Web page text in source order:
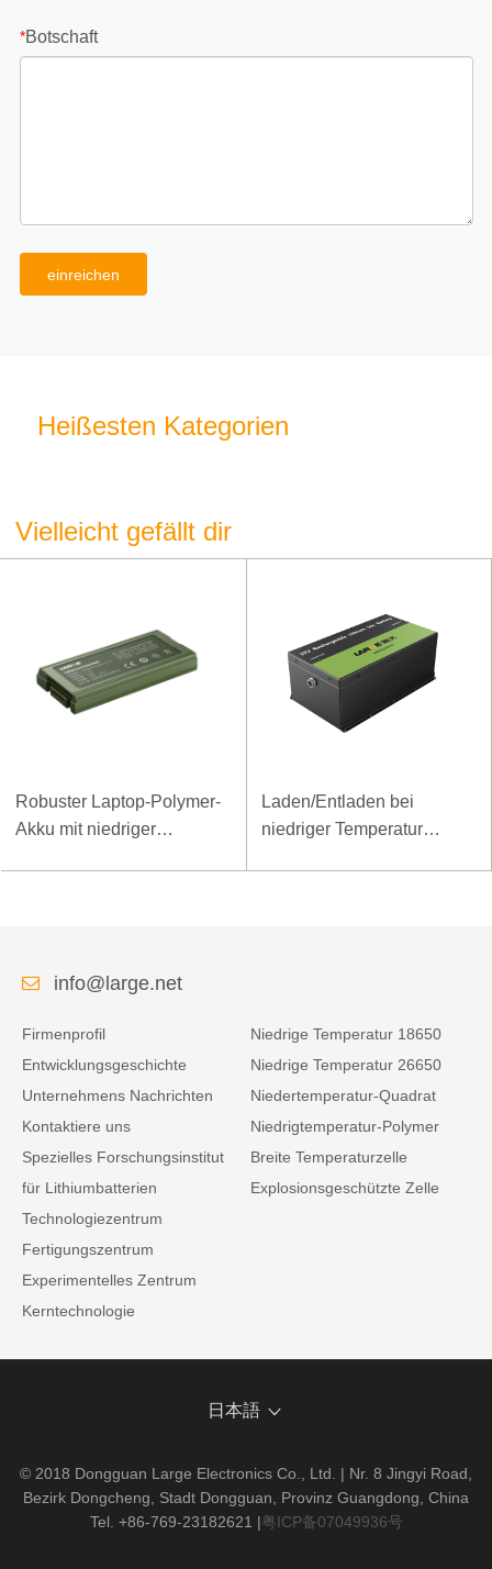
*Botschaft
einreichen
Heißesten Kategorien
Vielleicht gefällt dir
Robuster Laptop-Polymer-
Akku mit niedriger
Laden/Entladen bei
niedriger Temperatur
info@large.net
Firmenprofil
Entwicklungsgeschichte
Unternehmens Nachrichten
Kontaktiere uns
Spezielles Forschungsinstitut
für Lithiumbatterien
Technologiezentrum
Fertigungszentrum
Experimentelles Zentrum
Kerntechnologie
Niedrige Temperatur 18650
Niedrige Temperatur 26650
Niedertemperatur-Quadrat
Niedrigtemperatur-Polymer
Breite Temperaturzelle
Explosionsgeschützte Zelle
日本語
© 2018 Dongguan Large Electronics Co., Ltd. | Nr. 8 Jingyi Road,
Bezirk Dongcheng, Stadt Dongguan, Provinz Guangdong, China
Tel. +86-769-23182621 |粤ICP备07049936号